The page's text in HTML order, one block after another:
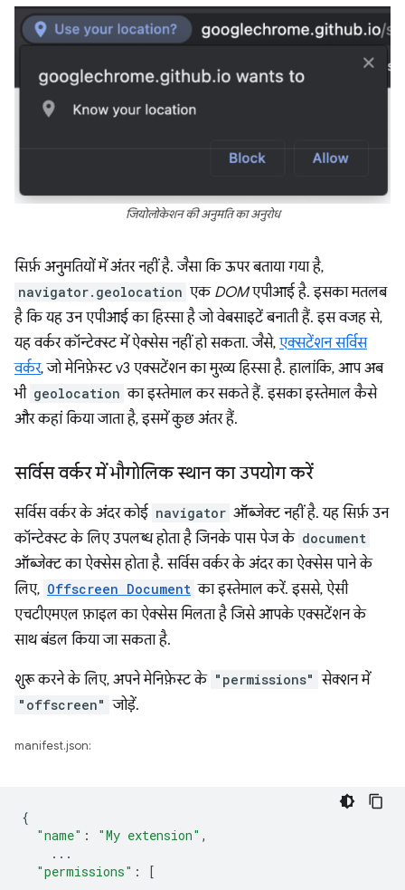
जियोलोकेशन की अनुमति का अनुरोध
सिर्फ़ अनुमतियों में अंतर नहीं है. जैसा कि ऊपर बताया गया है,
navigator.geolocation एक DOMएपीआई है. इसका मतलब
है कि यह उन एपीआई का हिस्सा है जो वेबसाइटें बनाती हैं. इस वजह से,
यह वर्कर कॉन्टेक्स्ट में ऐक्सेस नहीं हो सकता. जैसे, एक्सटेंशन सर्विस
वर्कर, जो मेनिफ़ेस्ट v3 एक्सटेंशन का मुख्य हिस्सा है. हालांकि, आप अब
भी geolocation का इस्तेमाल कर सकते हैं. इसका इस्तेमाल कैसे
और कहां किया जाता है, इसमें कुछ अंतर हैं.
सर्विस वर्कर में भौगोलिक स्थान का उपयोग करें
सर्विस वर्कर के अंदर कोई navigator ऑब्जेक्ट नहीं है. यह सिर्फ़ उन
कॉन्टेक्स्ट के लिए उपलब्ध होता है जिनके पास पेज के document
ऑब्जेक्ट का ऐक्सेस होता है. सर्विस वर्कर के अंदर का ऐक्सेस पाने के
लिए, Offscreen Document का इस्तेमाल करें. इससे, ऐसी
एचटीएमएल फ़ाइल का ऐक्सेस मिलता है जिसे आपके एक्सटेंशन के
साथ बंडल किया जा सकता है.
शुरू करने के लिए, अपने मेनिफ़ेस्ट के "permissions" सेक्शन में
"offscreen" जोड़ें.
manifest.json:
{
"name" : "My extension" ,
...
"permissions" :
[